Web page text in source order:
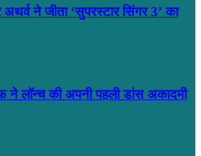
ने जीता ‘सुपरस्टार सिंगर 3’ का
ने लॉन्च की अपनी पहली डांस अकादमी